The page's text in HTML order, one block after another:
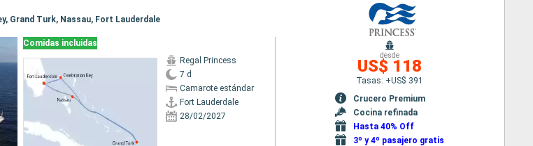
Grand Turk, Nassau, Fort Lauderdale
Comidas incluidas
Regal Princess
7 d
Camarote estándar
Fort Lauderdale
28/02/2027
desde
US$ 118
Tasas: +US$ 391
Crucero Premium
Cocina refinada
Hasta 40% Off
3º y 4º pasajero gratis